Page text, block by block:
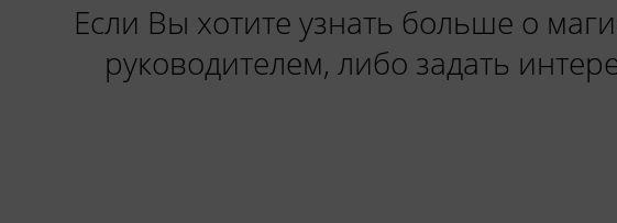
Если Вы хотите узнать больше о
руководителем, либо задать